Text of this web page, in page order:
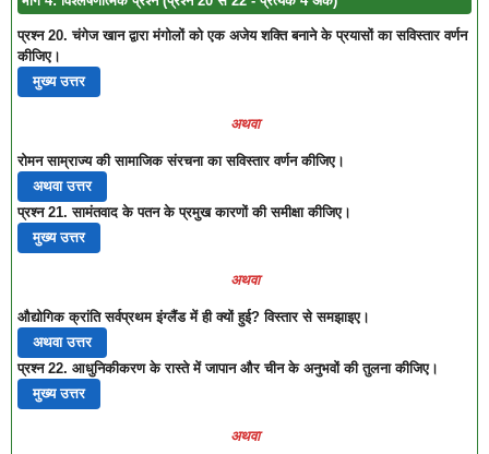
प्रश्न 20. चंगेज खान द्वारा मंगोलों को एक अजेय शक्ति बनाने के प्रयासों का सविस्तार वर्णन
कीजिए।
मुख्य उत्तर
अथवा
रोमन साम्राज्य की सामाजिक संरचना का सविस्तार वर्णन कीजिए।
अथवा उत्तर
प्रश्न 21. सामंतवाद के पतन के प्रमुख कारणों की समीक्षा कीजिए।
मुख्य उत्तर
अथवा
औद्योगिक क्रांति सर्वप्रथम इंग्लैंड में ही क्यों हुई? विस्तार से समझाइए।
अथवा उत्तर
प्रश्न 22. आधुनिकीकरण के रास्ते में जापान और चीन के अनुभवों की तुलना कीजिए।
मुख्य उत्तर
अथवा